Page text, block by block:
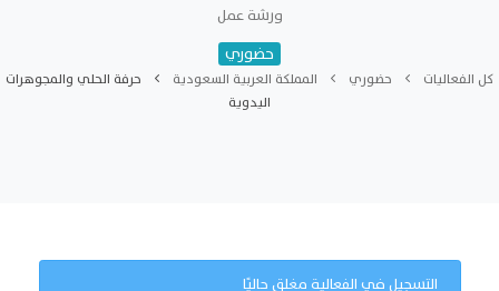
ورشة عمل
حضوري
كل الفعاليات حضوري المملكة العربية السعودية
حرفة الحلي والمجوهرات
اليدوية
التسجيل في الفعالية مغلق حاليًا